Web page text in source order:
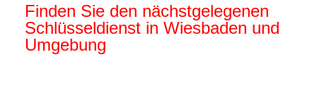
Finden Sie den nächstgelegenen
Schlüsseldienst in Wiesbaden und
Umgebung